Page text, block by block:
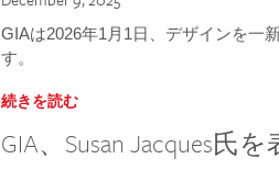
GIAは2026年1月1日、デザインを一
す。
続きを読む
GIA、Susan Jacques氏